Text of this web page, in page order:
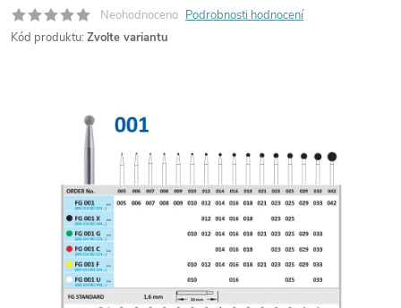
Neohodnoceno Podrobnosti hodnocení
Kód produktu: Zvolte variantu